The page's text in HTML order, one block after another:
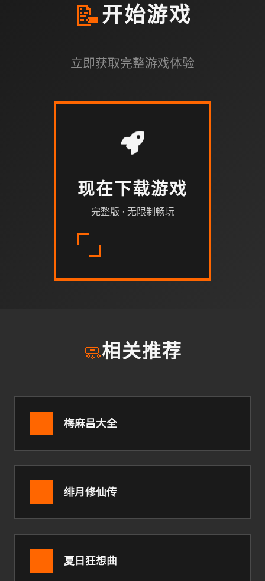
📝开始游戏
立即获取完整游戏体验
现在下载游戏
完整版 · 无限制畅玩
🧼相关推荐
梅麻吕大全
绯月修仙传
夏日狂想曲